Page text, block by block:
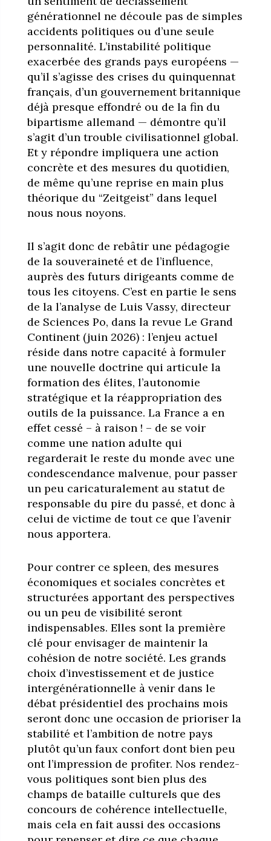
générationnel ne découle pas de simples
accidents politiques ou d’une seule
personnalité. L’instabilité politique
exacerbée des grands pays européens —
qu’il s’agisse des crises du quinquennat
français, d’un gouvernement britannique
déjà presque effondré ou de la fin du
bipartisme allemand — démontre qu’il
s’agit d’un trouble civilisationnel global.
Et y répondre impliquera une action
concrète et des mesures du quotidien,
de même qu’une reprise en main plus
théorique du “Zeitgeist” dans lequel
nous nous noyons.
Il s’agit donc de rebâtir une pédagogie
de la souveraineté et de l’influence,
auprès des futurs dirigeants comme de
tous les citoyens. C’est en partie le sens
de la l’analyse de Luis Vassy, directeur
de Sciences Po, dans la revue Le Grand
Continent (juin 2026) : l’enjeu actuel
réside dans notre capacité à formuler
une nouvelle doctrine qui articule la
formation des élites, l’autonomie
stratégique et la réappropriation des
outils de la puissance. La France a en
effet cessé – à raison ! – de se voir
comme une nation adulte qui
regarderait le reste du monde avec une
condescendance malvenue, pour passer
un peu caricaturalement au statut de
responsable du pire du passé, et donc à
celui de victime de tout ce que l’avenir
nous apportera.
Pour contrer ce spleen, des mesures
économiques et sociales concrètes et
structurées apportant des perspectives
ou un peu de visibilité seront
indispensables. Elles sont la première
clé pour envisager de maintenir la
cohésion de notre société. Les grands
choix d’investissement et de justice
intergénérationnelle à venir dans le
débat présidentiel des prochains mois
seront donc une occasion de prioriser la
stabilité et l’ambition de notre pays
plutôt qu’un faux confort dont bien peu
ont l’impression de profiter. Nos rendez-
vous politiques sont bien plus des
champs de bataille culturels que des
concours de cohérence intellectuelle,
mais cela en fait aussi des occasions